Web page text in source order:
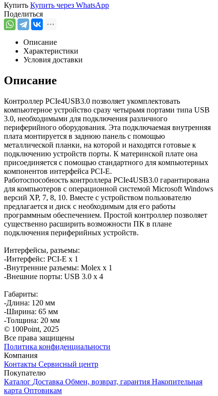
Купить Купить через WhatsApp
Поделиться
Описание
Характеристики
Условия доставки
Описание
Контроллер PCIe4USB3.0 позволяет укомплектовать
компьютерное устройство сразу четырьмя портами типа USB
3.0, необходимыми для подключения различного
периферийного оборудования. Эта подключаемая внутренняя
плата монтируется в заднюю панель с помощью
металлической планки, на которой и находятся готовые к
подключению устройств порты. К материнской плате она
присоединяется с помощью стандартного для компьютерных
компонентов интерфейса PCI-E.
Работоспособность контроллера PCIe4USB3.0 гарантирована
для компьютеров с операционной системой Microsoft Windows
версий XP, 7, 8, 10. Вместе с устройством пользователю
предлагается и диск с необходимым для его работы
программным обеспечением. Простой контроллер позволяет
существенно расширить возможности ПК в плане
подключения периферийных устройств.
Интерфейсы, разъемы:
-Интерфейс: PCI-E x 1
-Внутренние разъемы: Molex x 1
-Внешние порты: USB 3.0 x 4
Габариты:
-Длина: 120 мм
-Ширина: 65 мм
-Толщина: 20 мм
© 100Point, 2025
Все права защищены
Политика конфиденциальности
Компания
Контакты Сервисный центр
Покупателю
Каталог Доставка Обмен, возврат, гарантия Накопительная
карта Оптовикам